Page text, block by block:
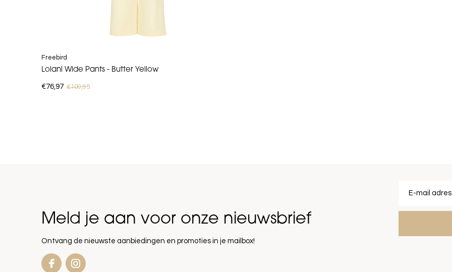
Freebird
Lolani Wide Pants - Butter Yellow
€76,97 €109,95
Meld je aan voor onze nieuwsbrief
Ontvang de nieuwste aanbiedingen en promoties in je mailbox!